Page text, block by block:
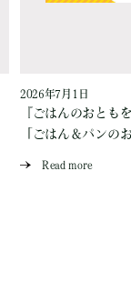
2026年7月1日
『ごはんのおとも
「ごはん＆パンの
Read more